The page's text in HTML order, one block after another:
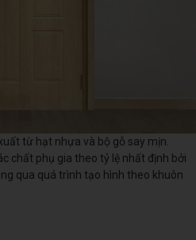
từ hạt nhựa và bộ gỗ say mịn.
chất phụ gia theo tỷ lệ nhất định bởi
qua quá trình tạo hình theo khuôn